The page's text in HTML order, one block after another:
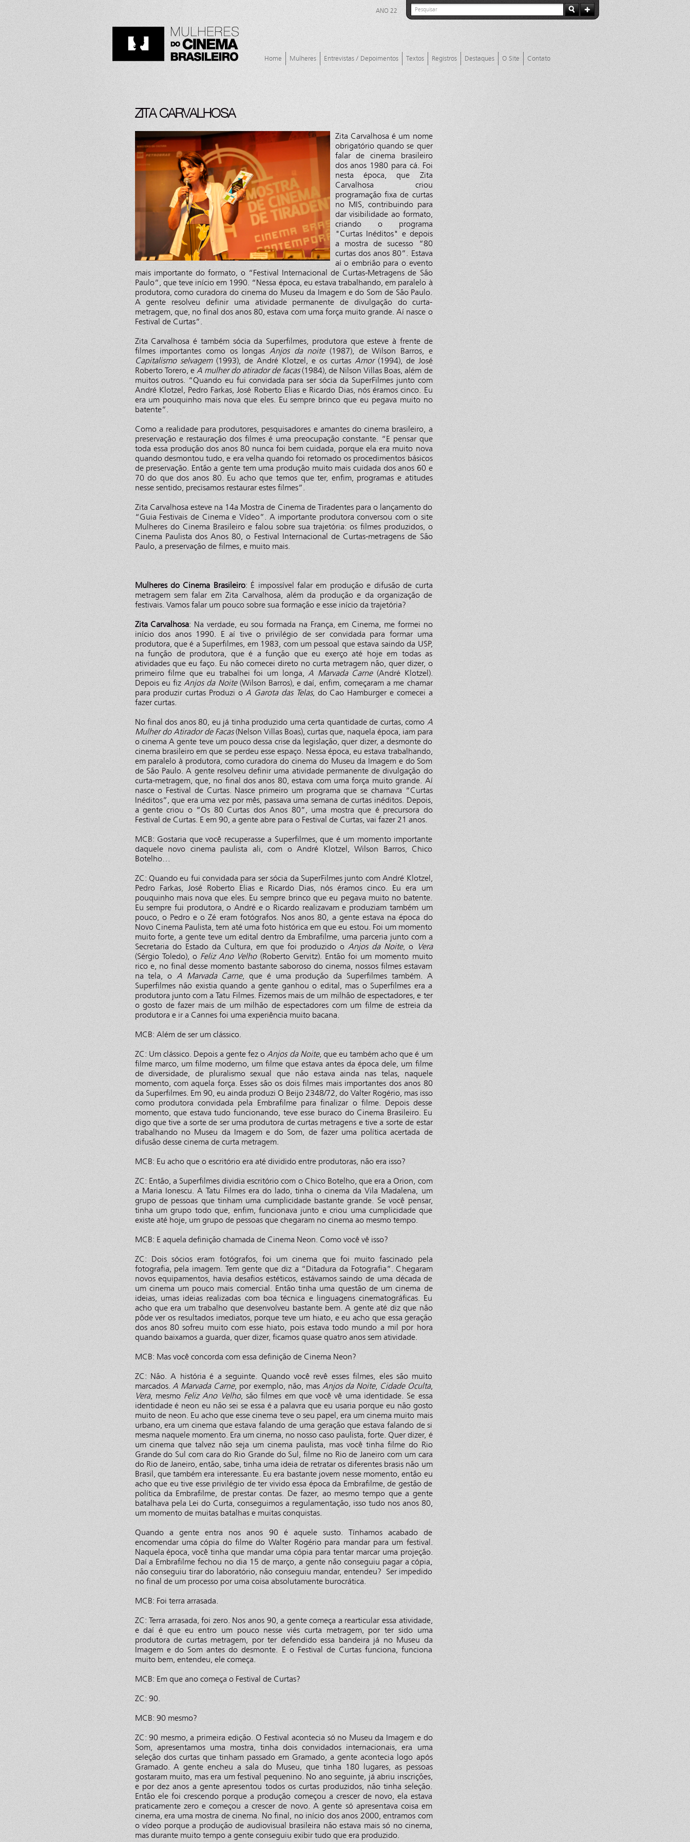
ANO 22
Home Mulheres Entrevistas / Depoimentos Textos Registros Destaques O Site Contato
ZITA CARVALHOSA
Zita Carvalhosa é um nome
obrigatório quando se quer
falar de cinema brasileiro
dos anos 1980 para cá. Foi
nesta época, que Zita
Carvalhosa criou
programação fixa de curtas
no MIS, contribuindo para
dar visibilidade ao formato,
criando o programa
"Curtas Inéditos" e depois
a mostra de sucesso “80
curtas dos anos 80”. Estava
aí o embrião para o evento
mais importante do formato, o “Festival Internacional de Curtas-Metragens de São
Paulo”, que teve início em 1990. “Nessa época, eu estava trabalhando, em paralelo à
produtora, como curadora do cinema do Museu da Imagem e do Som de São Paulo.
A gente resolveu definir uma atividade permanente de divulgação do curta-
metragem, que, no final dos anos 80, estava com uma força muito grande. Aí nasce o
Festival de Curtas”.
Zita Carvalhosa é também sócia da Superfilmes, produtora que esteve à frente de
filmes importantes como os longas Anjos da noite(1987), de Wilson Barros, e
Capitalismo selvagem(1993), de André Klotzel, e os curtas Amor (1994), de José
Roberto Torero, eA mulher do atirador de facas(1984), de Nilson Villas Boas, além de
muitos outros. “Quando eu fui convidada para ser sócia da SuperFilmes junto com
André Klotzel, Pedro Farkas, José Roberto Elias e Ricardo Dias, nós éramos cinco. Eu
era um pouquinho mais nova que eles. Eu sempre brinco que eu pegava muito no
batente”.
Como a realidade para produtores, pesquisadores e amantes do cinema brasileiro, a
preservação e restauração dos filmes é uma preocupação constante. “E pensar que
toda essa produção dos anos 80 nunca foi bem cuidada, porque ela era muito nova
quando desmontou tudo, e era velha quando foi retomado os procedimentos básicos
de preservação. Então a gente tem uma produção muito mais cuidada dos anos 60 e
70 do que dos anos 80. Eu acho que temos que ter, enfim, programas e atitudes
nesse sentido, precisamos restaurar estes filmes”.
Zita Carvalhosa esteve na 14a Mostra de Cinema de Tiradentes para o lançamento do
“Guia Festivais de Cinema e Vídeo”. A importante produtora conversou com o site
Mulheres do Cinema Brasileiro e falou sobre sua trajetória: os filmes produzidos, o
Cinema Paulista dos Anos 80, o Festival Internacional de Curtas-metragens de São
Paulo, a preservação de filmes, e muito mais.
Mulheres do Cinema Brasileiro: É impossível falar em produção e difusão de curta
metragem sem falar em Zita Carvalhosa, além da produção e da organização de
festivais. Vamos falar um pouco sobre sua formação e esse início da trajetória?
Zita Carvalhosa: Na verdade, eu sou formada na França, em Cinema, me formei no
início dos anos 1990. E aí tive o privilégio de ser convidada para formar uma
produtora, que é a Superfilmes, em 1983, com um pessoal que estava saindo da USP,
na função de produtora, que é a função que eu exerço até hoje em todas as
atividades que eu faço. Eu não comecei direto no curta metragem não, quer dizer, o
primeiro filme que eu trabalhei foi um longa,A Marvada Carne(André Klotzel).
Depois eu fizAnjos da Noite (Wilson Barros), e daí, enfim, começaram a me chamar
para produzir curtas Produzi oA Garota das Telas, do Cao Hamburger e comecei a
fazer curtas.
No final dos anos 80, eu já tinha produzido uma certa quantidade de curtas, como A
Mulher do Atirador de Facas(Nelson Villas Boas), curtas que, naquela época, iam para
o cinema A gente teve um pouco dessa crise da legislação, quer dizer, a desmonte do
cinema brasileiro em que se perdeu esse espaço. Nessa época, eu estava trabalhando,
em paralelo à produtora, como curadora do cinema do Museu da Imagem e do Som
de São Paulo. A gente resolveu definir uma atividade permanente de divulgação do
curta-metragem, que, no final dos anos 80, estava com uma força muito grande. Aí
nasce o Festival de Curtas. Nasce primeiro um programa que se chamava “Curtas
Inéditos”, que era uma vez por mês, passava uma semana de curtas inéditos. Depois,
a gente criou o “Os 80 Curtas dos Anos 80”, uma mostra que é precursora do
Festival de Curtas. E em 90, a gente abre para o Festival de Curtas, vai fazer 21 anos.
MCB: Gostaria que você recuperasse a Superfilmes, que é um momento importante
daquele novo cinema paulista ali, com o André Klotzel, Wilson Barros, Chico
Botelho…
ZC: Quando eu fui convidada para ser sócia da SuperFilmes junto com André Klotzel,
Pedro Farkas, José Roberto Elias e Ricardo Dias, nós éramos cinco. Eu era um
pouquinho mais nova que eles. Eu sempre brinco que eu pegava muito no batente.
Eu sempre fui produtora, o André e o Ricardo realizavam e produziam também um
pouco, o Pedro e o Zé eram fotógrafos. Nos anos 80, a gente estava na época do
Novo Cinema Paulista, tem até uma foto histórica em que eu estou. Foi um momento
muito forte, a gente teve um edital dentro da Embrafilme, uma parceria junto com a
Secretaria do Estado da Cultura, em que foi produzido oAnjos da Noite, o Vera
(Sérgio Toledo), oFeliz Ano Velho(Roberto Gervitz). Então foi um momento muito
rico e, no final desse momento bastante saboroso do cinema, nossos filmes estavam
na tela, o A Marvada Carne, que é uma produção da Superfilmes também. A
Superfilmes não existia quando a gente ganhou o edital, mas o Superfilmes era a
produtora junto com a Tatu Filmes. Fizemos mais de um milhão de espectadores, e ter
o gosto de fazer mais de um milhão de espectadores com um filme de estreia da
produtora e ir a Cannes foi uma experiência muito bacana.
MCB: Além de ser um clássico.
ZC: Um clássico. Depois a gente fez oAnjos da Noite, que eu também acho que é um
filme marco, um filme moderno, um filme que estava antes da época dele, um filme
de diversidade, de pluralismo sexual que não estava ainda nas telas, naquele
momento, com aquela força. Esses são os dois filmes mais importantes dos anos 80
da Superfilmes. Em 90, eu ainda produzi O Beijo 2348/72, do Valter Rogério, mas isso
como produtora convidada pela Embrafilme para finalizar o filme. Depois desse
momento, que estava tudo funcionando, teve esse buraco do Cinema Brasileiro. Eu
digo que tive a sorte de ser uma produtora de curtas metragens e tive a sorte de estar
trabalhando no Museu da Imagem e do Som, de fazer uma política acertada de
difusão desse cinema de curta metragem.
MCB: Eu acho que o escritório era até dividido entre produtoras, não era isso?
ZC: Então, a Superfilmes dividia escritório com o Chico Botelho, que era a Orion, com
a Maria Ionescu. A Tatu Filmes era do lado, tinha o cinema da Vila Madalena, um
grupo de pessoas que tinham uma cumplicidade bastante grande. Se você pensar,
tinha um grupo todo que, enfim, funcionava junto e criou uma cumplicidade que
existe até hoje, um grupo de pessoas que chegaram no cinema ao mesmo tempo.
MCB: E aquela definição chamada de Cinema Neon. Como você vê isso?
ZC: Dois sócios eram fotógrafos, foi um cinema que foi muito fascinado pela
fotografia, pela imagem. Tem gente que diz a “Ditadura da Fotografia”. Chegaram
novos equipamentos, havia desafios estéticos, estávamos saindo de uma década de
um cinema um pouco mais comercial. Então tinha uma questão de um cinema de
ideias, umas ideias realizadas com boa técnica e linguagens cinematográficas. Eu
acho que era um trabalho que desenvolveu bastante bem. A gente até diz que não
pôde ver os resultados imediatos, porque teve um hiato, e eu acho que essa geração
dos anos 80 sofreu muito com esse hiato, pois estava todo mundo a mil por hora
quando baixamos a guarda, quer dizer, ficamos quase quatro anos sem atividade.
MCB: Mas você concorda com essa definição de Cinema Neon?
ZC: Não. A história é a seguinte. Quando você revê esses filmes, eles são muito
marcados.A Marvada Carne, por exemplo, não, mas Anjos da Noite, Cidade Oculta,
Vera, mesmo Feliz Ano Velho, são filmes em que você vê uma identidade. Se essa
identidade é neon eu não sei se essa é a palavra que eu usaria porque eu não gosto
muito de neon. Eu acho que esse cinema teve o seu papel, era um cinema muito mais
urbano, era um cinema que estava falando de uma geração que estava falando de si
mesma naquele momento. Era um cinema, no nosso caso paulista, forte. Quer dizer, é
um cinema que talvez não seja um cinema paulista, mas você tinha filme do Rio
Grande do Sul com cara do Rio Grande do Sul, filme no Rio de Janeiro com um cara
do Rio de Janeiro, então, sabe, tinha uma ideia de retratar os diferentes brasis não um
Brasil, que também era interessante. Eu era bastante jovem nesse momento, então eu
acho que eu tive esse privilégio de ter vivido essa época da Embrafilme, de gestão de
política da Embrafilme, de prestar contas. De fazer, ao mesmo tempo que a gente
batalhava pela Lei do Curta, conseguimos a regulamentação, isso tudo nos anos 80,
um momento de muitas batalhas e muitas conquistas.
Quando a gente entra nos anos 90 é aquele susto. Tínhamos acabado de
encomendar uma cópia do filme do Walter Rogério para mandar para um festival.
Naquela época, você tinha que mandar uma cópia para tentar marcar uma projeção.
Daí a Embrafilme fechou no dia 15 de março, a gente não conseguiu pagar a cópia,
não conseguiu tirar do laboratório, não conseguiu mandar, entendeu? Ser impedido
no final de um processo por uma coisa absolutamente burocrática.
MCB: Foi terra arrasada.
ZC: Terra arrasada, foi zero. Nos anos 90, a gente começa a rearticular essa atividade,
e daí é que eu entro um pouco nesse viés curta metragem, por ter sido uma
produtora de curtas metragem, por ter defendido essa bandeira já no Museu da
Imagem e do Som antes do desmonte. E o Festival de Curtas funciona, funciona
muito bem, entendeu, ele começa.
MCB: Em que ano começa o Festival de Curtas?
ZC: 90.
MCB: 90 mesmo?
ZC: 90 mesmo, a primeira edição. O Festival acontecia só no Museu da Imagem e do
Som, apresentamos uma mostra, tinha dois convidados internacionais, era uma
seleção dos curtas que tinham passado em Gramado, a gente acontecia logo após
Gramado. A gente encheu a sala do Museu, que tinha 180 lugares, as pessoas
gostaram muito, mas era um festival pequenino. No ano seguinte, já abriu inscrições,
e por dez anos a gente apresentou todos os curtas produzidos, não tinha seleção.
Então ele foi crescendo porque a produção começou a crescer de novo, ela estava
praticamente zero e começou a crescer de novo. A gente só apresentava coisa em
cinema, era uma mostra de cinema. No final, no início dos anos 2000, entramos com
o vídeo porque a produção de audiovisual brasileira não estava mais só no cinema,
mas durante muito tempo a gente conseguiu exibir tudo que era produzido.